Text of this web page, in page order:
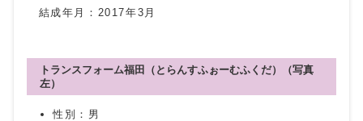
結成年月：2017年3月
トランスフォーム福田（とらんすふぉーむふくだ）（写真
左）
性別：男